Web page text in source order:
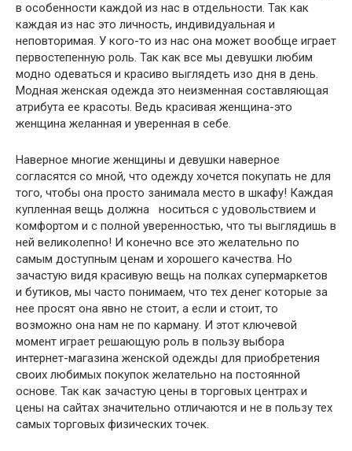
в особенности каждой из нас в отдельности. Так как
каждая из нас это личность, индивидуальная и
неповторимая. У кого-то из нас она может вообще играет
первостепенную роль. Так как все мы девушки любим
модно одеваться и красиво выглядеть изо дня в день.
Модная женская одежда это неизменная составляющая
атрибута ее красоты. Ведь красивая женщина-это
женщина желанная и уверенная в себе.
Наверное многие женщины и девушки наверное
согласятся со мной, что одежду хочется покупать не для
того, чтобы она просто занимала место в шкафу! Каждая
купленная вещь должна носиться с удовольствием и
комфортом и с полной уверенностью, что ты выглядишь в
ней великолепно! И конечно все это желательно по
самым доступным ценам и хорошего качества. Но
зачастую видя красивую вещь на полках супермаркетов
и бутиков, мы часто понимаем, что тех денег которые за
нее просят она явно не стоит, а если и стоит, то
возможно она нам не по карману. И этот ключевой
момент играет решающую роль в пользу выбора
интернет-магазина женской одежды для приобретения
своих любимых покупок желательно на постоянной
основе. Так как зачастую цены в торговых центрах и
цены на сайтах значительно отличаются и не в пользу тех
самых торговых физических точек.